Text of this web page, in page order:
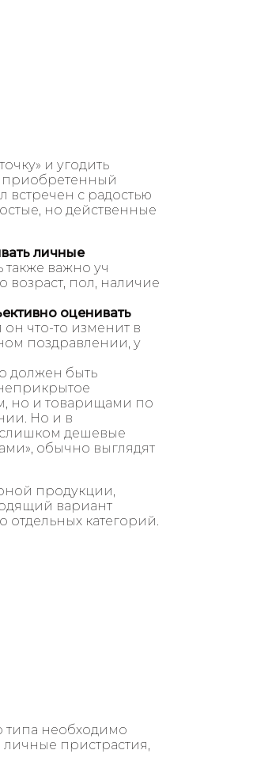
и угодить
приобретенный
с радостью
но действенные
личные
также важно уч
возраст, пол, наличие
оценивать
что-то изменит в
поздравлении, у
должен быть
но и товарищами по
Но и в
слишком дешевые
обычно выглядят
продукции,
вариант
отдельных категорий.
типа необходимо
пристрастия,